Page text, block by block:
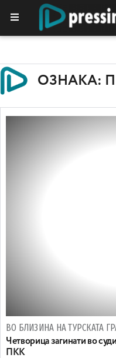
ОЗНАКА:
ВО БЛИЗИНА НА ТУРСКАТА
Четворица загинати во
ПКК